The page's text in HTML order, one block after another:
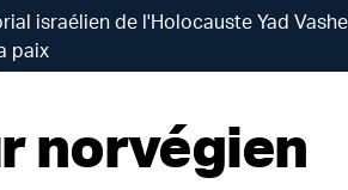
israélien de l'Holocauste Yad
paix
norvégien